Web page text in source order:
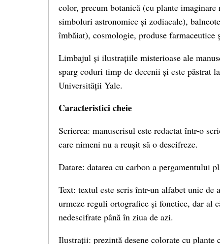
color, precum botanică (cu plante
simboluri astronomice și zodiacale),
îmbăiat), cosmologie, produse farmaceutice
Limbajul și ilustrațiile misterioase ale
sparg coduri timp de decenii și este păstrat
Universității Yale.
Caracteristici cheie
Scrierea: manuscrisul este redactat într-o
care nimeni nu a reușit să o descifreze.
Datare: datarea cu carbon a pergamentului
Text: textul este scris într-un alfabet unic de
urmeze reguli ortografice și fonetice, dar al
nedescifrate până în ziua de azi.
Ilustrații: prezintă desene colorate cu